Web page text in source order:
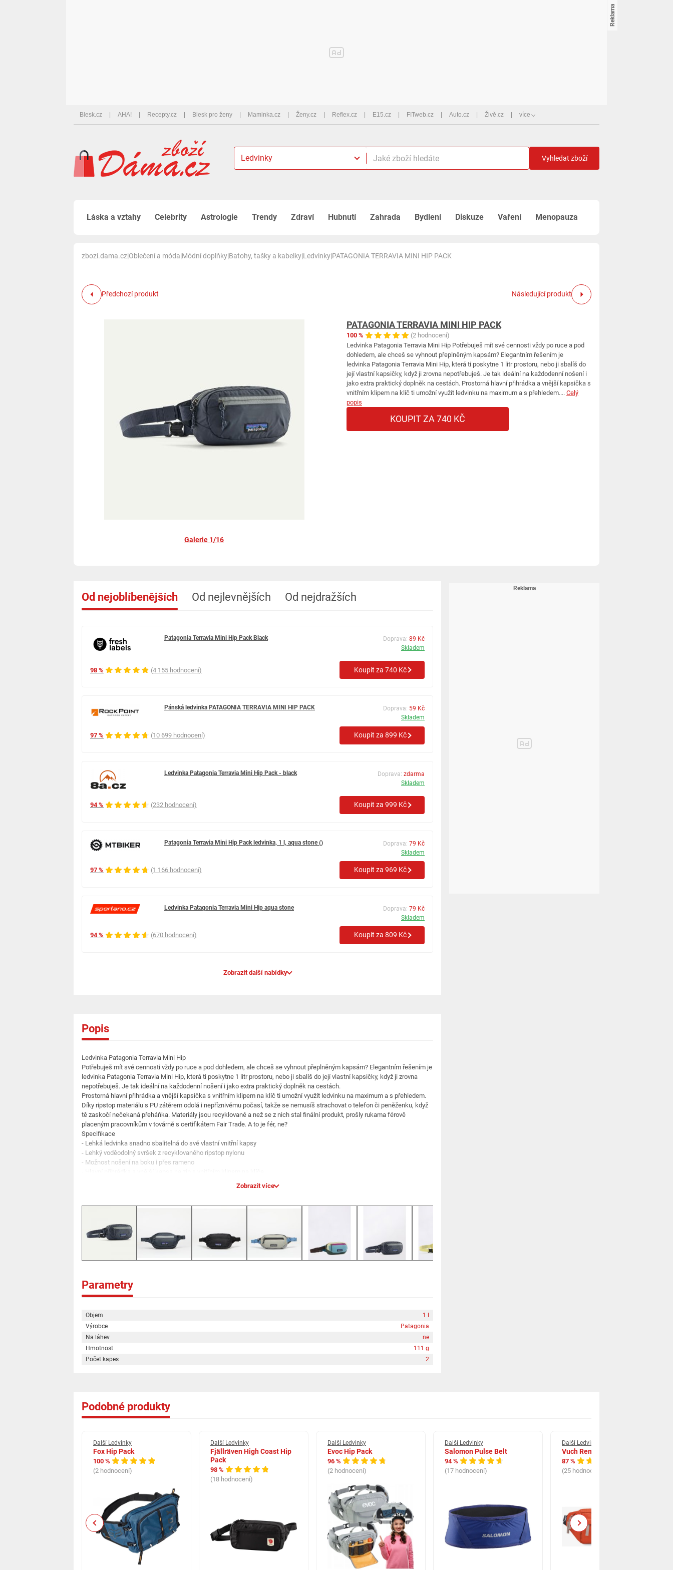
Blesk.cz AHA! Recepty.cz Blesk pro ženy Maminka.cz Ženy.cz Reflex.cz E15.cz FITweb.cz Auto.cz Živě.cz více
Ledvinky Vyhledat zboží
Láska a vztahy Celebrity Astrologie Trendy Zdraví Hubnutí Zahrada Bydlení Diskuze Vaření Menopauza
zbozi.dama.cz|Oblečení a móda|Módní doplňky|Batohy, tašky a kabelky|Ledvinky|PATAGONIA TERRAVIA MINI HIP PACK
Předchozí produkt Následující produkt
Galerie 1/16
PATAGONIA TERRAVIA MINI HIP PACK
100 %
(2 hodnocení)
Ledvinka Patagonia Terravia Mini Hip Potřebuješ mít své cennosti vždy po ruce a pod
dohledem, ale chceš se vyhnout přeplněným kapsám? Elegantním řešením je
ledvinka Patagonia Terravia Mini Hip, která ti poskytne 1 litr prostoru, nebo ji sbalíš do
její vlastní kapsičky, když ji zrovna nepotřebuješ. Je tak ideální na každodenní nošení i
jako extra praktický doplněk na cestách. Prostorná hlavní přihrádka a vnější kapsička s
vnitřním klipem na klíč ti umožní využít ledvinku na maximum a s přehledem.... Celý
popis
KOUPIT ZA 740 KČ
Od nejoblíbenějších Od nejlevnějších Od nejdražších
98 % (4 155 hodnocení)
Patagonia Terravia Mini Hip Pack Black Doprava: 89 Kč
Skladem
Koupit za 740 Kč
97 % (10 699 hodnocení)
Pánská ledvinka PATAGONIA TERRAVIA MINI HIP PACK Doprava: 59 Kč
Skladem
Koupit za 899 Kč
94 % (232 hodnocení)
Ledvinka Patagonia Terravia Mini Hip Pack - black Doprava: zdarma
Skladem
Koupit za 999 Kč
97 % (1 166 hodnocení)
Patagonia Terravia Mini Hip Pack ledvinka, 1 l, aqua stone () Doprava: 79 Kč
Skladem
Koupit za 969 Kč
94 % (670 hodnocení)
Ledvinka Patagonia Terravia Mini Hip aqua stone Doprava: 79 Kč
Skladem
Koupit za 809 Kč
Zobrazit další nabídky
Popis
Ledvinka Patagonia Terravia Mini Hip
Potřebuješ mít své cennosti vždy po ruce a pod dohledem, ale chceš se vyhnout přeplněným kapsám? Elegantním řešením je
ledvinka Patagonia Terravia Mini Hip, která ti poskytne 1 litr prostoru, nebo ji sbalíš do její vlastní kapsičky, když ji zrovna
nepotřebuješ. Je tak ideální na každodenní nošení i jako extra praktický doplněk na cestách.
Prostorná hlavní přihrádka a vnější kapsička s vnitřním klipem na klíč ti umožní využít ledvinku na maximum a s přehledem.
Díky ripstop materiálu s PU zátěrem odolá i nepříznivému počasí, takže se nemusíš strachovat o telefon či peněženku, když
tě zaskočí nečekaná přeháňka. Materiály jsou recyklované a než se z nich stal finální produkt, prošly rukama férově
placeným pracovníkům v továrně s certifikátem Fair Trade. A to je fér, ne?
Specifikace
- Lehká ledvinka snadno sbalitelná do své vlastní vnitřní kapsy
- Lehký voděodolný svršek z recyklovaného ripstop nylonu
- Možnost nošení na boku i přes rameno
- Objem: 1 l
- Hmotnost: 111 g
Zobrazit více
Parametry
Objem
1 l
Výrobce
Patagonia
Na láhev
ne
Hmotnost
111 g
Počet kapes
2
Podobné produkty
Další Ledvinky
Fox Hip Pack
100 %
(2 hodnocení)
Další Ledvinky
Fjällräven High Coast Hip
Pack
98 %
(18 hodnocení)
Další Ledvinky
Evoc Hip Pack
96 %
(2 hodnocení)
Další Ledvinky
Salomon Pulse Belt
94 %
(17 hodnocení)
Další Ledvinky
Vuch Remus
87 %
(25 hodnocení)
Previous Next